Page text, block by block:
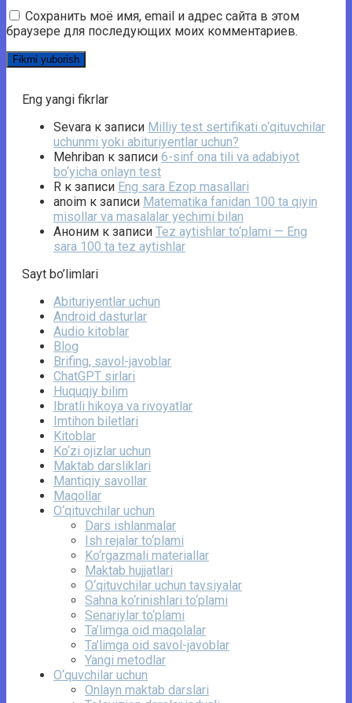
Сохранить моё имя, email и адрес сайта в этом
браузере для последующих моих комментариев.
Eng yangi fikrlar
Sevara к записи Milliy test sertifikati o‘qituvchilar
uchunmi yoki abituriyentlar uchun?
Mehriban к записи 6-sinf ona tili va adabiyot
bo‘yicha onlayn test
R к записи Eng sara Ezop masallari
anoim к записи Matematika fanidan 100 ta qiyin
misollar va masalalar yechimi bilan
Аноним к записи Tez aytishlar to‘plami — Eng
sara 100 ta tez aytishlar
Sayt bo’limlari
Abituriyentlar uchun
Android dasturlar
Audio kitoblar
Blog
Brifing, savol-javoblar
ChatGPT sirlari
Huquqiy bilim
Ibratli hikoya va rivoyatlar
Imtihon biletlari
Kitoblar
Ko‘zi ojizlar uchun
Maktab darsliklari
Mantiqiy savollar
Maqollar
O‘qituvchilar uchun
Dars ishlanmalar
Ish rejalar to‘plami
Ko‘rgazmali materiallar
Maktab hujjatlari
O‘qituvchilar uchun tavsiyalar
Sahna ko‘rinishlari to‘plami
Senariylar to‘plami
Ta’limga oid maqolalar
Ta’limga oid savol-javoblar
Yangi metodlar
O‘quvchilar uchun
Onlayn maktab darslari